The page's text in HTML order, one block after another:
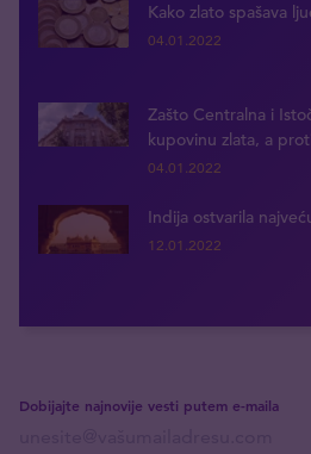
Kako zlato spašava
04.01.2022
Zašto Centralna i
kupovinu zlata, a
04.01.2022
Indija ostvarila
12.01.2022
Dobijajte najnovije vesti putem e-maila